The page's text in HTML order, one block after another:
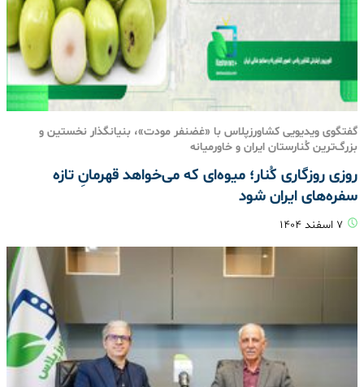
گفتگوی ویدیویی کشاورزپلاس با «غضنفر مودت»، بنیانگذار نخستین و
بزرگ‌ترین کُنارستان ایران و خاورمیانه
روزی روزگاری کُنار؛ میوه‌ای که می‌خواهد قهرمانِ تازه‌
سفره‌های ایران شود
۷ اسفند ۱۴۰۴